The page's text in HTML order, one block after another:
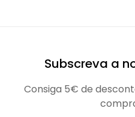
Subscreva a
Consiga 5€ de